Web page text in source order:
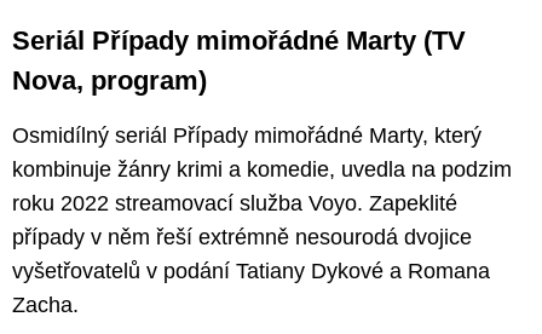
Seriál Případy mimořádné Marty (TV
Nova, program)
Osmidílný seriál Případy mimořádné Marty, který
kombinuje žánry krimi a komedie, uvedla na podzim
roku 2022 streamovací služba Voyo. Zapeklité
případy v něm řeší extrémně nesourodá dvojice
vyšetřovatelů v podání Tatiany Dykové a Romana
Zacha.